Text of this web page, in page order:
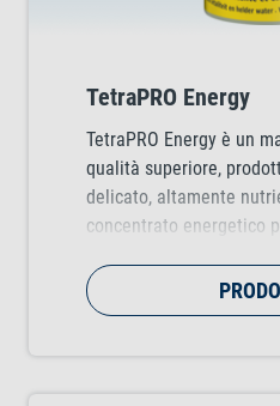
TetraPRO Energy
TetraPRO Energy è un
qualità superiore,
delicato, altamente
concentrato energetico